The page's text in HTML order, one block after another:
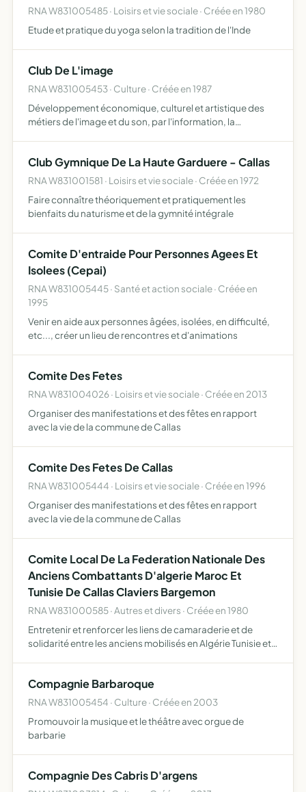
RNA W831005485 · Loisirs et vie sociale · Créée en 1980
Etude et pratique du yoga selon la tradition de l'Inde
Club De L'image
RNA W831005453 · Culture · Créée en 1987
Développement économique, culturel et artistique des
métiers de l'image et du son, par l'information, la
Club Gymnique De La Haute Garduere - Callas
RNA W831001581 · Loisirs et vie sociale · Créée en 1972
Faire connaître théoriquement et pratiquement les
bienfaits du naturisme et de la gymnité intégrale
Comite D'entraide Pour Personnes Agees Et
Isolees (Cepai)
RNA W831005445 · Santé et action sociale · Créée en
1995
Venir en aide aux personnes âgées, isolées, en difficulté,
etc..., créer un lieu de rencontres et d'animations
Comite Des Fetes
RNA W831004026 · Loisirs et vie sociale · Créée en 2013
Organiser des manifestations et des fêtes en rapport
avec la vie de la commune de Callas
Comite Des Fetes De Callas
RNA W831005444 · Loisirs et vie sociale · Créée en 1996
Organiser des manifestations et des fêtes en rapport
avec la vie de la commune de Callas
Comite Local De La Federation Nationale Des
Anciens Combattants D'algerie Maroc Et
Tunisie De Callas Claviers Bargemon
RNA W831000585 · Autres et divers · Créée en 1980
Entretenir et renforcer les liens de camaraderie et de
solidarité entre les anciens mobilisés en Algérie Tunisie et
Compagnie Barbaroque
RNA W831005454 · Culture · Créée en 2003
Promouvoir la musique et le théâtre avec orgue de
barbarie
Compagnie Des Cabris D'argens